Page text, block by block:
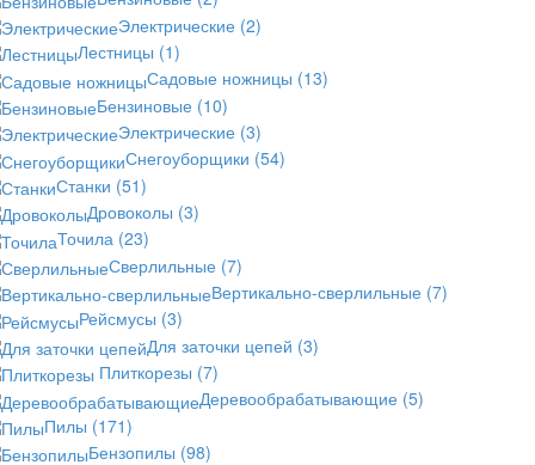
Электрические (2)
Лестницы (1)
Садовые ножницы (13)
Бензиновые (10)
Электрические (3)
Снегоуборщики (54)
Станки (51)
Дровоколы (3)
Точила (23)
Сверлильные (7)
Вертикально-сверлильные (7)
Рейсмусы (3)
Для заточки цепей (3)
Плиткорезы (7)
Деревообрабатывающие (5)
Пилы (171)
Бензопилы (98)